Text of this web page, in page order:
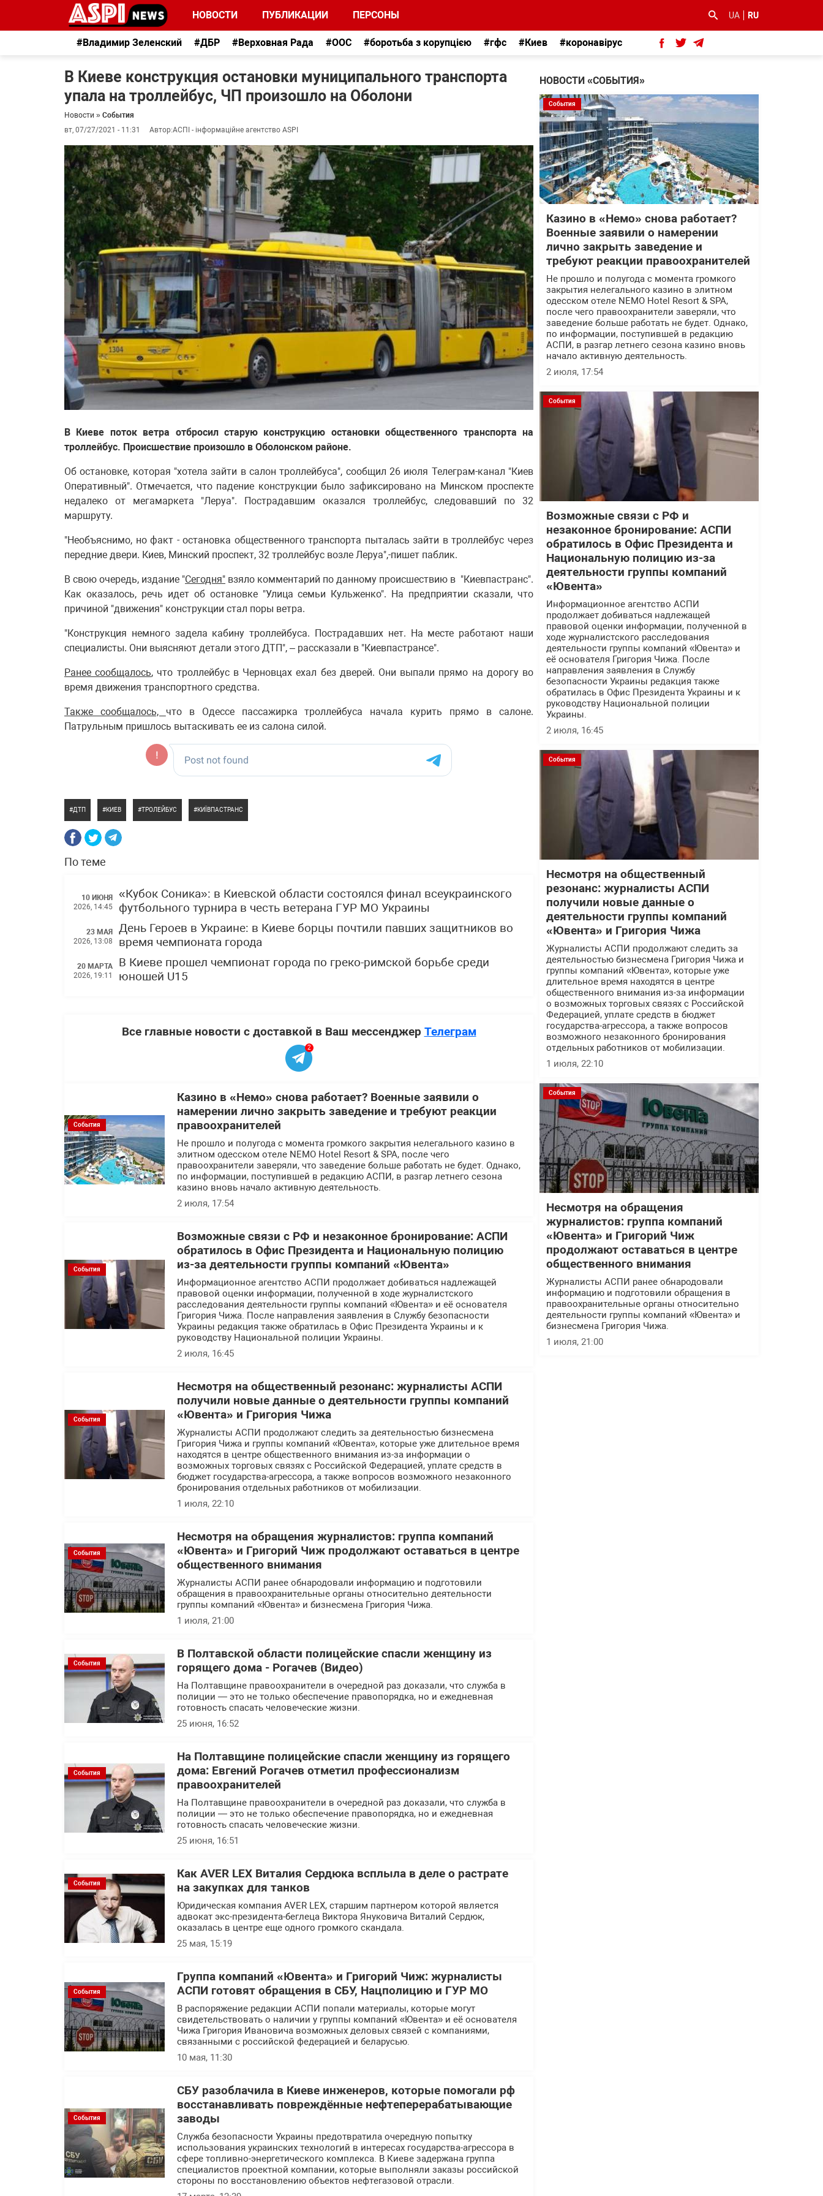
НОВОСТИ ПУБЛИКАЦИИ ПЕРСОНЫ UA RU
#Владимир Зеленский #ДБР #Верховная Рада #ООС #боротьба з корупцією #гфс #Киев #коронавірус
В Киеве конструкция остановки муниципального транспорта
упала на троллейбус, ЧП произошло на Оболони
Новости » События
вт, 07/27/2021 - 11:31
Автор:АСПІ - інформаційне агентство ASPI
В Киеве поток ветра отбросил старую конструкцию остановки общественного транспорта на
троллейбус. Происшествие произошло в Оболонском районе.
Об остановке, которая "хотела зайти в салон троллейбуса", сообщил 26 июля Телеграм-канал "Киев
Оперативный". Отмечается, что падение конструкции было зафиксировано на Минском проспекте
недалеко от мегамаркета "Леруа". Пострадавшим оказался троллейбус, следовавший по 32
маршруту.
"Необъяснимо, но факт - остановка общественного транспорта пыталась зайти в троллейбус через
передние двери. Киев, Минский проспект, 32 троллейбус возле Леруа",-пишет паблик.
В свою очередь, издание "Сегодня" взяло комментарий по данному происшествию в "Киевпастранс".
Как оказалось, речь идет об остановке "Улица семьи Кульженко". На предприятии сказали, что
причиной "движения" конструкции стал поры ветра.
"Конструкция немного задела кабину троллейбуса. Пострадавших нет. На месте работают наши
специалисты. Они выясняют детали этого ДТП", – рассказали в "Киевпастрансе".
Ранее сообщалось, что троллейбус в Черновцах ехал без дверей. Они выпали прямо на дорогу во
время движения транспортного средства.
Также сообщалось, что в Одессе пассажирка троллейбуса начала курить прямо в салоне.
Патрульным пришлось вытаскивать ее из салона силой.
ДТП КИЕВ ТРОЛЕЙБУС КИЇВПАСТРАНС
По теме
10 ИЮНЯ
2026, 14:45
«Кубок Соника»: в Киевской области состоялся финал всеукраинского
футбольного турнира в честь ветерана ГУР МО Украины
23 МАЯ
2026, 13:08
День Героев в Украине: в Киеве борцы почтили павших защитников во
время чемпионата города
20 МАРТА
2026, 19:11
В Киеве прошел чемпионат города по греко-римской борьбе среди
юношей U15
Все главные новости с доставкой в Ваш мессенджер Телеграм
2
События
Казино в «Немо» снова работает? Военные заявили о
намерении лично закрыть заведение и требуют реакции
правоохранителей
Не прошло и полугода с момента громкого закрытия нелегального казино в
элитном одесском отеле NEMO Hotel Resort & SPA, после чего
правоохранители заверяли, что заведение больше работать не будет. Однако,
по информации, поступившей в редакцию АСПИ, в разгар летнего сезона
казино вновь начало активную деятельность.
2 июля, 17:54
События
Возможные связи с РФ и незаконное бронирование: АСПИ
обратилось в Офис Президента и Национальную полицию
из-за деятельности группы компаний «Ювента»
Информационное агентство АСПИ продолжает добиваться надлежащей
правовой оценки информации, полученной в ходе журналистского
расследования деятельности группы компаний «Ювента» и её основателя
Григория Чижа. После направления заявления в Службу безопасности
Украины редакция также обратилась в Офис Президента Украины и к
руководству Национальной полиции Украины.
2 июля, 16:45
События
Несмотря на общественный резонанс: журналисты АСПИ
получили новые данные о деятельности группы компаний
«Ювента» и Григория Чижа
Журналисты АСПИ продолжают следить за деятельностью бизнесмена
Григория Чижа и группы компаний «Ювента», которые уже длительное время
находятся в центре общественного внимания из-за информации о
возможных торговых связях с Российской Федерацией, уплате средств в
бюджет государства-агрессора, а также вопросов возможного незаконного
бронирования отдельных работников от мобилизации.
1 июля, 22:10
События
Несмотря на обращения журналистов: группа компаний
«Ювента» и Григорий Чиж продолжают оставаться в центре
общественного внимания
Журналисты АСПИ ранее обнародовали информацию и подготовили
обращения в правоохранительные органы относительно деятельности
группы компаний «Ювента» и бизнесмена Григория Чижа.
1 июля, 21:00
События
В Полтавской области полицейские спасли женщину из
горящего дома - Рогачев (Видео)
На Полтавщине правоохранители в очередной раз доказали, что служба в
полиции — это не только обеспечение правопорядка, но и ежедневная
готовность спасать человеческие жизни.
25 июня, 16:52
События
На Полтавщине полицейские спасли женщину из горящего
дома: Евгений Рогачев отметил профессионализм
правоохранителей
На Полтавщине правоохранители в очередной раз доказали, что служба в
полиции — это не только обеспечение правопорядка, но и ежедневная
готовность спасать человеческие жизни.
25 июня, 16:51
События
Как AVER LEX Виталия Сердюка всплыла в деле о растрате
на закупках для танков
Юридическая компания AVER LEX, старшим партнером которой является
адвокат экс-президента-беглеца Виктора Януковича Виталий Сердюк,
оказалась в центре еще одного громкого скандала.
25 мая, 15:19
События
Группа компаний «Ювента» и Григорий Чиж: журналисты
АСПИ готовят обращения в СБУ, Нацполицию и ГУР МО
В распоряжение редакции АСПИ попали материалы, которые могут
свидетельствовать о наличии у группы компаний «Ювента» и её основателя
Чижа Григория Ивановича возможных деловых связей с компаниями,
связанными с российской федерацией и беларусью.
10 мая, 11:30
События
СБУ разоблачила в Киеве инженеров, которые помогали рф
восстанавливать повреждённые нефтеперерабатывающие
заводы
Служба безопасности Украины предотвратила очередную попытку
использования украинских технологий в интересах государства-агрессора в
сфере топливно-энергетического комплекса. В Киеве задержана группа
специалистов проектной компании, которые выполняли заказы российской
стороны по восстановлению объектов нефтегазовой отрасли.
НОВОСТИ «СОБЫТИЯ»
События
Казино в «Немо» снова работает?
Военные заявили о намерении
лично закрыть заведение и
требуют реакции правоохранителей
Не прошло и полугода с момента громкого
закрытия нелегального казино в элитном
одесском отеле NEMO Hotel Resort & SPA,
после чего правоохранители заверяли, что
заведение больше работать не будет. Однако,
по информации, поступившей в редакцию
АСПИ, в разгар летнего сезона казино вновь
начало активную деятельность.
2 июля, 17:54
События
Возможные связи с РФ и
незаконное бронирование: АСПИ
обратилось в Офис Президента и
Национальную полицию из-за
деятельности группы компаний
«Ювента»
Информационное агентство АСПИ
продолжает добиваться надлежащей
правовой оценки информации, полученной в
ходе журналистского расследования
деятельности группы компаний «Ювента» и
её основателя Григория Чижа. После
направления заявления в Службу
безопасности Украины редакция также
обратилась в Офис Президента Украины и к
руководству Национальной полиции
Украины.
2 июля, 16:45
События
Несмотря на общественный
резонанс: журналисты АСПИ
получили новые данные о
деятельности группы компаний
«Ювента» и Григория Чижа
Журналисты АСПИ продолжают следить за
деятельностью бизнесмена Григория Чижа и
группы компаний «Ювента», которые уже
длительное время находятся в центре
общественного внимания из-за информации
о возможных торговых связях с Российской
Федерацией, уплате средств в бюджет
государства-агрессора, а также вопросов
возможного незаконного бронирования
отдельных работников от мобилизации.
1 июля, 22:10
События
Несмотря на обращения
журналистов: группа компаний
«Ювента» и Григорий Чиж
продолжают оставаться в центре
общественного внимания
Журналисты АСПИ ранее обнародовали
информацию и подготовили обращения в
правоохранительные органы относительно
деятельности группы компаний «Ювента» и
бизнесмена Григория Чижа.
1 июля, 21:00